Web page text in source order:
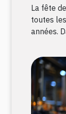
La fête
toutes
années.